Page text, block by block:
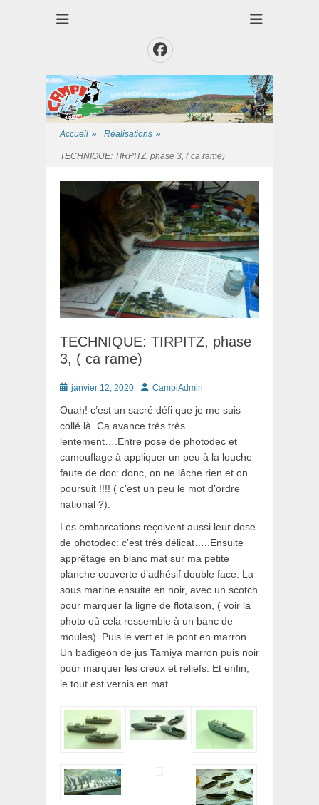
Club CAMPI
Facebook
Accueil » Réalisations »
TECHNIQUE: TIRPITZ, phase 3, ( ca rame)
TECHNIQUE: TIRPITZ, phase
3, ( ca rame)
Postéjanvier 12, 2020 AuteurCampiAdmin
Ouah! c’est un sacré défi que je me suis
collé là. Ca avance très très
lentement….Entre pose de photodec et
camouflage à appliquer un peu à la louche
faute de doc: donc, on ne lâche rien et on
poursuit !!!! ( c’est un peu le mot d’ordre
national ?).
Les embarcations reçoivent aussi leur dose
de photodec: c’est très délicat…..Ensuite
apprêtage en blanc mat sur ma petite
planche couverte d’adhésif double face. La
sous marine ensuite en noir, avec un scotch
pour marquer la ligne de flotaison, ( voir la
photo où cela ressemble à un banc de
moules). Puis le vert et le pont en marron.
Un badigeon de jus Tamiya marron puis noir
pour marquer les creux et reliefs. Et enfin,
le tout est vernis en mat…….